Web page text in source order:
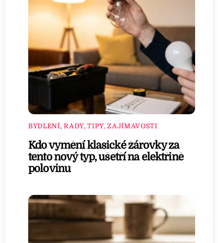
BYDLENÍ,RADY, TIPY, ZAJÍMAVOSTI
Kdo vymění klasické žárovky za
tento nový typ, ušetří na elektřině
polovinu